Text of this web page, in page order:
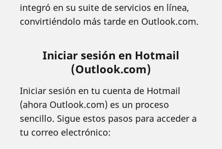
integró en su suite de servicios en línea,
convirtiéndolo más tarde en Outlook.com.
Iniciar sesión en Hotmail
(Outlook.com)
Iniciar sesión en tu cuenta de Hotmail
(ahora Outlook.com) es un proceso
sencillo. Sigue estos pasos para acceder a
tu correo electrónico: